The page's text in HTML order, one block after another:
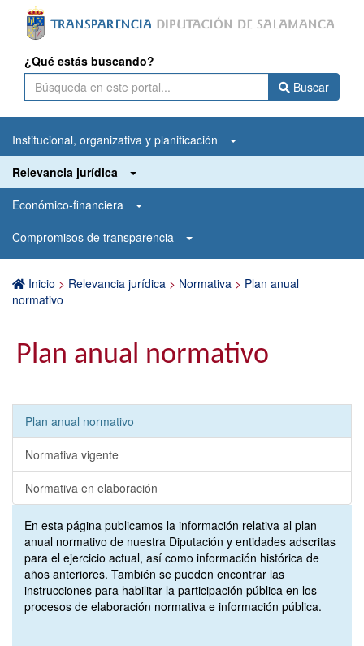
¿Qué estás buscando?
Buscar
Institucional, organizativa y planificación
Relevancia jurídica
Económico-financiera
Compromisos de transparencia
Inicio > Relevancia jurídica > Normativa > Plan anual
normativo
Plan anual normativo
Plan anual normativo
Normativa vigente
Normativa en elaboración
En esta página publicamos la información relativa al plan
anual normativo de nuestra Diputación y entidades adscritas
para el ejercicio actual, así como información histórica de
años anteriores. También se pueden encontrar las
instrucciones para habilitar la participación pública en los
procesos de elaboración normativa e información pública.